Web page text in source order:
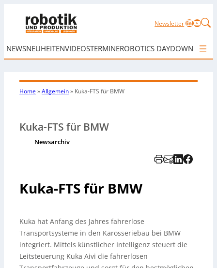
NewsletterLinkedIn
NEWSNEUHEITENVIDEOSTERMINEROBOTICS DAYDOWNLOAD
Home»Allgemein» Kuka-FTS für BMW
Kuka-FTS für BMW
Newsarchiv
Kuka-FTS für BMW
Kuka hat Anfang des Jahres fahrerlose
Transportsysteme in den Karosseriebau bei BMW
integriert. Mittels künstlicher Intelligenz steuert die
Leitsteuerung Kuka Aivi die fahrerlosen